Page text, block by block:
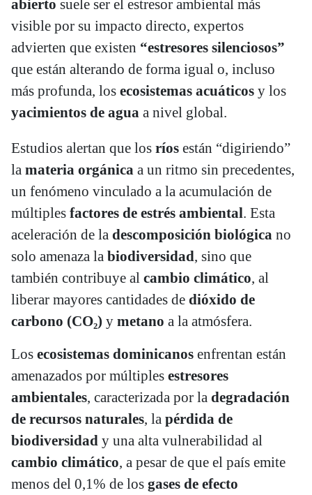
abierto suele ser el estresor ambiental más
visible por su impacto directo, expertos
advierten que existen “estresores silenciosos”
que están alterando de forma igual o, incluso
más profunda, los ecosistemas acuáticos y los
yacimientos de agua a nivel global.
Estudios alertan que los ríos están “digiriendo”
la materia orgánica a un ritmo sin precedentes,
un fenómeno vinculado a la acumulación de
múltiples factores de estrés ambiental. Esta
aceleración de la descomposición biológica no
solo amenaza la biodiversidad, sino que
también contribuye al cambio climático, al
liberar mayores cantidades de dióxido de
carbono (CO₂) y metano a la atmósfera.
Los ecosistemas dominicanos enfrentan están
amenazados por múltiples estresores
ambientales, caracterizada por la degradación
de recursos naturales, la pérdida de
biodiversidad y una alta vulnerabilidad al
cambio climático, a pesar de que el país emite
menos del 0,1% de los gases de efecto